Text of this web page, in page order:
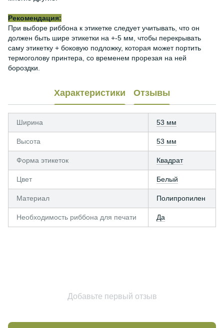
Рекомендация:
При выборе риббона к этикетке следует учитывать, что он
должен быть шире этикетки на +-5 мм, чтобы перекрывать
саму этикетку + боковую подложку, которая может портить
термоголову принтера, со временем прорезая на ней
бороздки.
Характеристики Отзывы
Ширина 53 мм
Высота 53 мм
Форма этикеток Квадрат
Цвет Белый
Материал Полипропилен
Необходимость риббона для печати Да
Добавьте первый отзыв